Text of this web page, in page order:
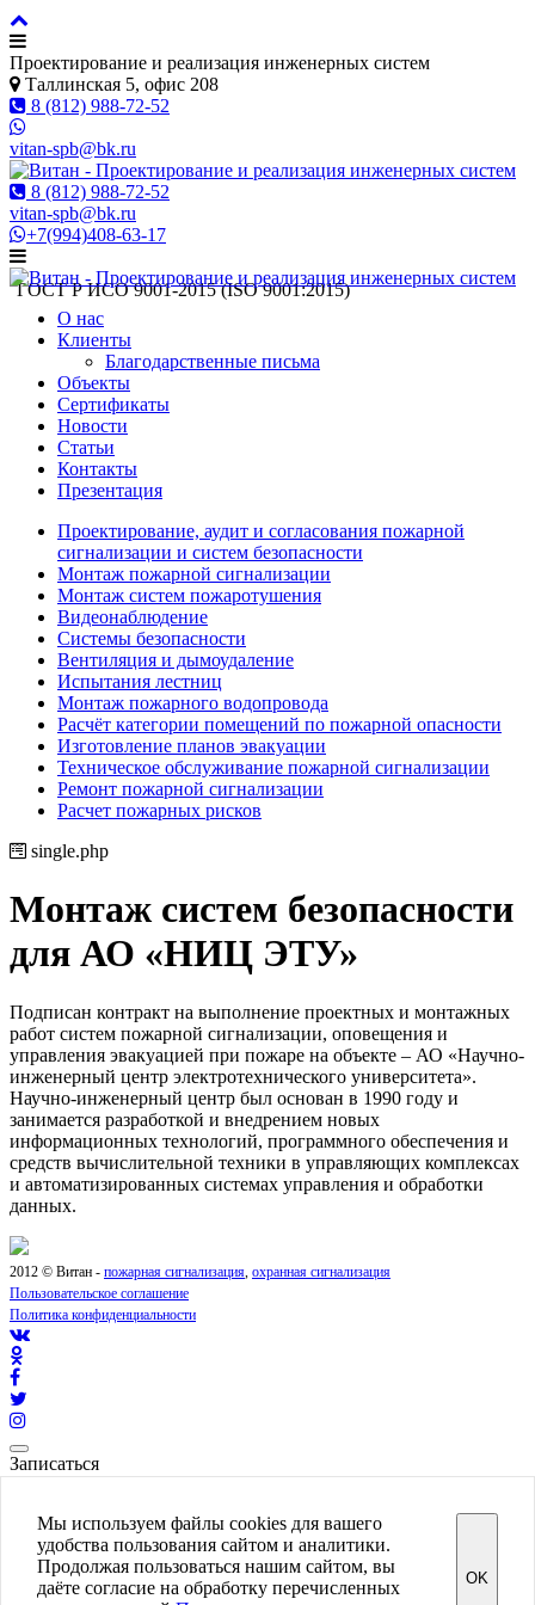
Проектирование и реализация инженерных систем
Таллинская 5, офис 208
8 (812) 988-72-52
vitan-spb@bk.ru
8 (812) 988-72-52
vitan-spb@bk.ru
+7(994)408-63-17
ГОСТ Р ИСO 9001-2015 (ISO 9001:2015)
О нас
Клиенты
Благодарственные письма
Объекты
Сертификаты
Новости
Статьи
Контакты
Презентация
Проектирование, аудит и согласования пожарной
сигнализации и систем безопасности
Монтаж пожарной сигнализации
Монтаж систем пожаротушения
Видеонаблюдение
Системы безопасности
Вентиляция и дымоудаление
Испытания лестниц
Монтаж пожарного водопровода
Расчёт категории помещений по пожарной опасности
Изготовление планов эвакуации
Техническое обслуживание пожарной сигнализации
Ремонт пожарной сигнализации
Расчет пожарных рисков
single.php
Монтаж систем безопасности
для АО «НИЦ ЭТУ»
Подписан контракт на выполнение проектных и монтажных
работ систем пожарной сигнализации, оповещения и
управления эвакуацией при пожаре на объекте – АО «Научно-
инженерный центр электротехнического университета».
Научно-инженерный центр был основан в 1990 году и
занимается разработкой и внедрением новых
информационных технологий, программного обеспечения и
средств вычислительной техники в управляющих комплексах
и автоматизированных системах управления и обработки
данных.
2012 © Витан - пожарная сигнализация, охранная сигнализация
Пользовательское соглашение
Политика конфиденциальности
Записаться
Подготовка к проверке пожарного надзора
Сделать заказ
Мы используем файлы cookies для вашего
удобства пользования сайтом и аналитики.
Продолжая пользоваться нашим сайтом, вы
даёте согласие на обработку перечисленных
OK